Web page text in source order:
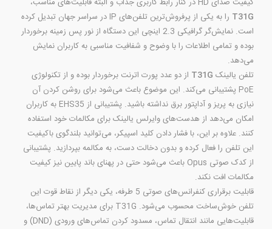
T31G
را به یکی از پرفروش‌ترین تلفن‌های IP در سراسر جهان تبدیل کرده
است. نمایش‌گر گرافیکی 2.3 اینچی این دستگاه از نور پس زمینه برخوردار
بوده و تمامی اطلاعات را با وضوح و شفافیت مناسبی به کاربران نمایش
می‌دهد.
تلفن یالینک T31G از دو عدد پورت اترنت برخوردار بوده و از تکنولوژی
PoE پشتیبانی می‌کند. این موضوع باعث می‌شود برای روشن کردن آن
نیازی به پریز و آداپتور برق نداشته باشید. پشتیبانی از EHS35 به کاربران
امکان می‌دهد از هدست‌های وایرلس یالینک برای مکالمات خود استفاده
کنند. علاوه بر این، با فشار دادن کلید اسپیکر، می‌توانید بلندگوی باکیفیت
این تلفن را فعال کرده و بدون دخالت دست، به مکالمه بپردازید. پشتیبانی
از کدک صوتی Opus باعث می‌شود حتی در پهنای باند پایین نیز کیفیت
مکالمات افت نکند.
قابلیت برقراری کنفرانس‌های صوتی 5 طرفه، یکی دیگر از نقاط قوت این
تلفن خوش‌ساخت محسوب می‌شود. T31G برای مدیریت بهتر تماس‌ها،
قابلیت‌هایی مانند انتقال تماس، مسدود کردن تماس‌های ورودی (DND) و